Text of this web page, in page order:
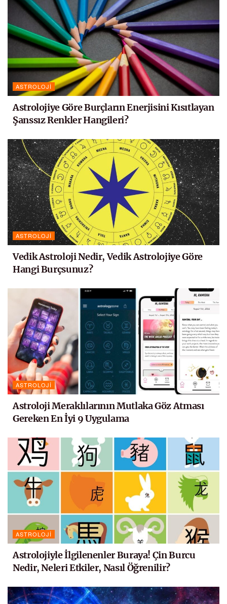
ASTROLOJI
Astrolojiye Göre Burçların Enerjisini Kısıtlayan
Şanssız Renkler Hangileri?
ASTROLOJI
Vedik Astroloji Nedir, Vedik Astrolojiye Göre
Hangi Burçsunuz?
ASTROLOJI
Astroloji Meraklılarının Mutlaka Göz Atması
Gereken En İyi 9 Uygulama
ASTROLOJI
Astrolojiyle İlgilenenler Buraya! Çin Burcu
Nedir, Neleri Etkiler, Nasıl Öğrenilir?